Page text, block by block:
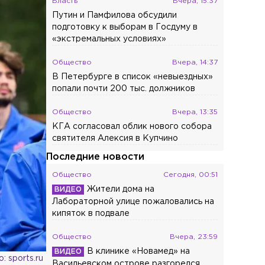
sports.ru
Путин и Памфилова обсудили
подготовку к выборам в Госдуму в
«экстремальных условиях»
Общество Вчера, 14:37
В Петербурге в список «невыездных»
попали почти 200 тыс. должников
Общество Вчера, 13:35
КГА согласовал облик нового собора
святителя Алексия в Купчино
Последние новости
Общество Сегодня, 00:51
Жители дома на
Лабораторной улице пожаловались на
кипяток в подвале
Общество Вчера, 23:59
В клинике «Новамед» на